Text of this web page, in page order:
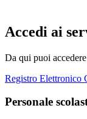
Accedi ai
Da qui puoi
Registro Elettronico
Personale